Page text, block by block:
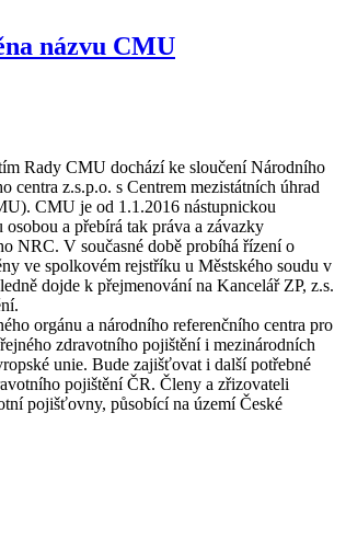
názvu CMU
Rady CMU dochází ke sloučení Národního
centra z.s.p.o. s Centrem mezistátních úhrad
CMU je od 1.1.2016 nástupnickou
osobou a přebírá tak práva a závazky
NRC. V současné době probíhá řízení o
ve spolkovém rejstříku u Městského soudu v
dojde k přejmenování na Kancelář ZP, z.s.
orgánu a národního referenčního centra pro
zdravotního pojištění i mezinárodních
unie. Bude zajišťovat i další potřebné
pojištění ČR. Členy a zřizovateli
pojišťovny, působící na území České